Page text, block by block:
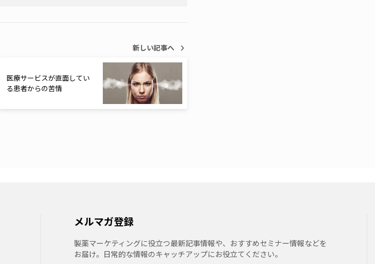
新しい記事へ
医療サービスが直面してい
る患者からの苦情
メルマガ登録
製薬マーケティングに役立つ最新記事情報や、おすすめセミナー情報などを
お届け。日常的な情報のキャッチアップにお役立てください。